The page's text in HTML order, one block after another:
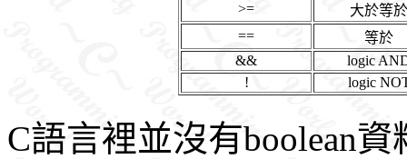
>=
大於等於
==
等於
&&
logic
!
logic
C語言裡並沒有boolean